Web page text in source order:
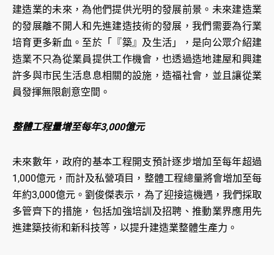
建造業的未來，為他們提供光明的發展前景。未來建造業
的發展離不開人和先進建造技術的發展，我們需要為行業
培育更多新血。至於「『築』及生活」，是向公眾介紹建
造業不只為從業員提供工作機會，也透過造地建屋和興建
許多與市民生活息息相關的設施，造福社會，並且讓從業
員發揮無限創意空間。
整體工程量增至每年3,000億元
未來數年，政府的基本工程開支預計逐步增加至每年超過
1,000億元，而計及私營項目，整體工程總量將會增加至每
年約3,000億元。劉俊傑表示，為了迎接這機遇，我們採取
多管齊下的措施，包括加強培訓及招聘、推動業界應用先
進建築技術和新科技等，以提升建造業整體生產力。